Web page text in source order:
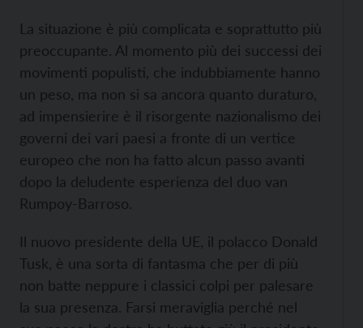
La situazione è più complicata e soprattutto più
preoccupante. Al momento più dei successi dei
movimenti populisti, che indubbiamente hanno
un peso, ma non si sa ancora quanto duraturo,
ad impensierire è il risorgente nazionalismo dei
governi dei vari paesi a fronte di un vertice
europeo che non ha fatto alcun passo avanti
dopo la deludente esperienza del duo van
Rumpoy-Barroso.
Il nuovo presidente della UE, il polacco Donald
Tusk, è una sorta di fantasma che per di più
non batte neppure i classici colpi per palesare
la sua presenza. Farsi meraviglia perché nel